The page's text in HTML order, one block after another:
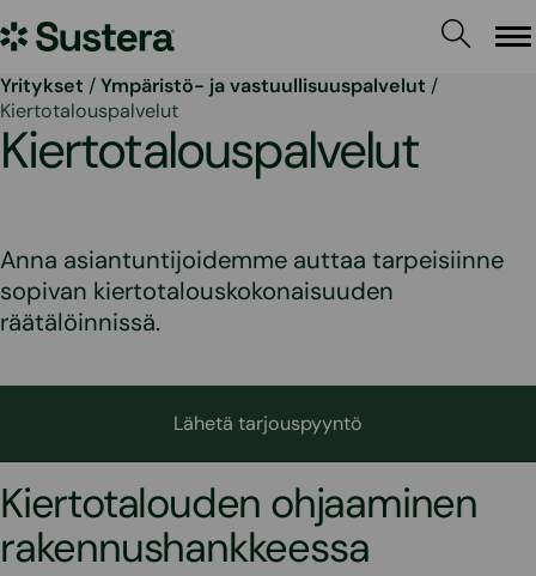
sisältöön
Sustera
Yritykset /Ympäristö- ja vastuullisuuspalvelut /
Kiertotalouspalvelut
Kiertotalouspalvelut
Anna asiantuntijoidemme auttaa tarpeisiinne
sopivan kiertotalouskokonaisuuden
räätälöinnissä.
Lähetä tarjouspyyntö
Kiertotalouden ohjaaminen
rakennushankkeessa